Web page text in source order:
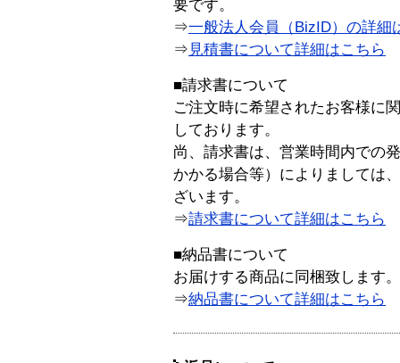
要です。
⇒一般法人会員（BizID）の詳細
⇒ 見積書について詳細はこちら
■請求書について
ご注文時に希望されたお客様に
しております。
尚、請求書は、営業時間内での
かかる場合等）によりましては
ざいます。
⇒請求書について詳細はこちら
■納品書について
お届けする商品に同梱致します。
⇒納品書について詳細はこちら